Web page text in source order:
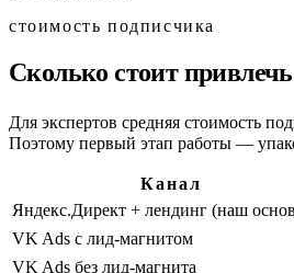
стоимость подписчика
Сколько стоит
Для экспертов средняя стоимость
Поэтому первый этап работы —
Канал
Яндекс.Директ + лендинг (наш
VK Ads с лид-магнитом
VK Ads без лид-магнита